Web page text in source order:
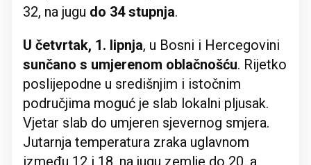
32, na jugu do 34 stupnja.
U četvrtak, 1. lipnja, u Bosni i Hercegovini
sunčano s umjerenom oblačnošću. Rijetko
poslijepodne u središnjim i istočnim
područjima moguć je slab lokalni pljusak.
Vjetar slab do umjeren sjevernog smjera.
Jutarnja temperatura zraka uglavnom